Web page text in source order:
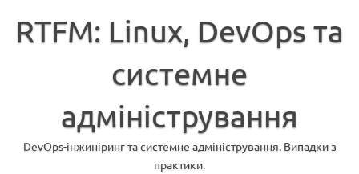
вмістуRTFM: Linux, DevOps та
системне
адміністрування
DevOps-інжиніринг та системне адміністрування. Випадки з
практики.